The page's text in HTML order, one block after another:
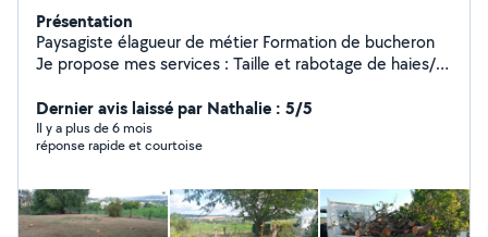
Présentation
Paysagiste élagueur de métier Formation de bucheron
Je propose mes services : Taille et rabotage de haies/
bûcheronnage/tonte et débroussaillage/plantation/
clôture/petite maçonnerie/ Diplôme d aménagement
paysager valide en 2015
Dernier avis laissé par Nathalie : 5/5
Il y a plus de 6 mois
réponse rapide et courtoise